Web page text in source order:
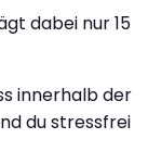
dabei nur 15
innerhalb der
du stressfrei